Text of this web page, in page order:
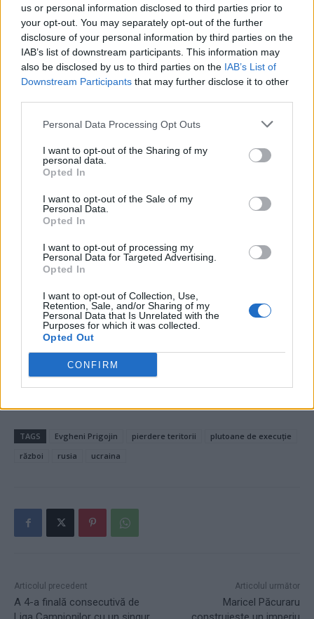
us or personal information disclosed to third parties prior to
your opt-out. You may separately opt-out of the further
disclosure of your personal information by third parties on the
IAB’s list of downstream participants. This information may
also be disclosed by us to third parties on the IAB’s List of
Downstream Participants that may further disclose it to other
Personal Data Processing Opt Outs
I want to opt-out of the Sharing of my
personal data.
Opted In
I want to opt-out of the Sale of my
Personal Data.
Opted In
I want to opt-out of processing my
Personal Data for Targeted Advertising.
Opted In
I want to opt-out of Collection, Use,
Retention, Sale, and/or Sharing of my
Personal Data that Is Unrelated with the
Purposes for which it was collected.
Opted Out
CONFIRM
parlmentari până la 3 dimineața
*Săptămâna horror a Alexandrei Păcuraru la
Realitatea Plus: xenofobie, țățism, deputat USR
alungat cu minciuni, ex-ministru siderat de
pocirea numelui…
Furia tâmpă a lui Olăroiu: „Eu, când aud de
UE, înnebunesc! Ce ne dă nouă Europa?! Ne
schimb”
A 4-a finală consecutivă de Liga Campionilor
cu un singur gol: Manchester City – Inter
finale din acest an
- Advertisement -
TAGS Evgheni Prigojin pierdere teritorii
plutoane de execuție
război
rusia ucraina
Articolul precedent
A 4-a finală consecutivă de
Articolul următor
Maricel Păcuraru